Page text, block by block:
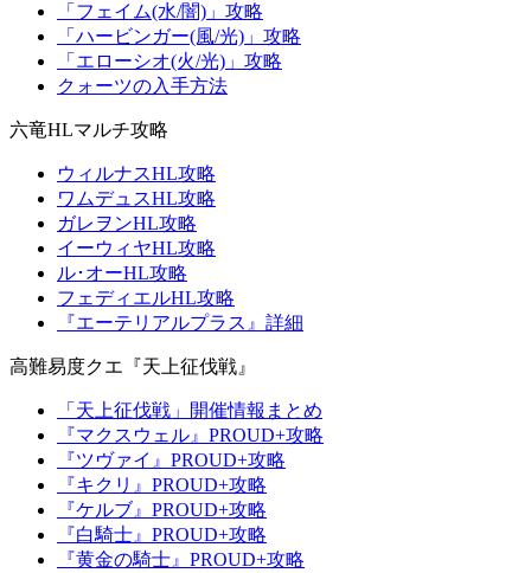
「フェイム(水/闇)」攻略
「ハービンガー(風/光)」攻略
「エローシオ(火/光)」攻略
クォーツの入手方法
六竜HLマルチ攻略
ウィルナスHL攻略
ワムデュスHL攻略
ガレヲンHL攻略
イーウィヤHL攻略
ル･オーHL攻略
フェディエルHL攻略
『エーテリアルプラス』詳細
高難易度クエ『天上征伐戦』
「天上征伐戦」開催情報まとめ
『マクスウェル』PROUD+攻略
『ツヴァイ』PROUD+攻略
『キクリ』PROUD+攻略
『ケルブ』PROUD+攻略
『白騎士』PROUD+攻略
『黄金の騎士』PROUD+攻略